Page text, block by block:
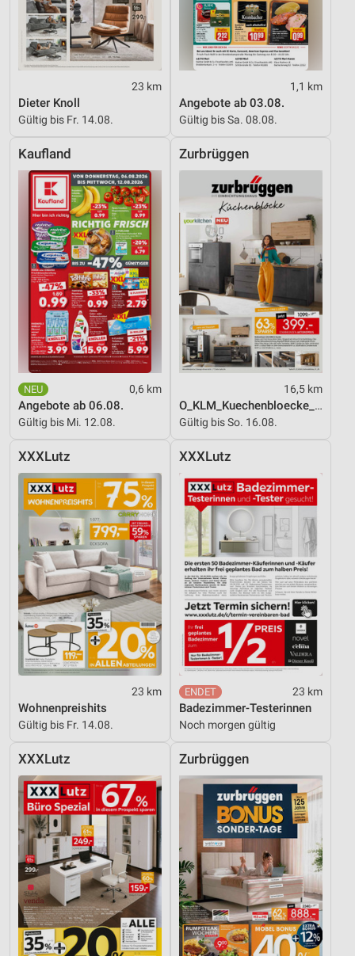
23 km
Dieter Knoll
Gültig bis Fr. 14.08.
1,1 km
Angebote ab 03.08.
Gültig bis Sa. 08.08.
Kaufland
0,6 km
Angebote ab 06.08.
Gültig bis Mi. 12.08.
Zurbrüggen
16,5 km
O_KLM_Kuechenbloecke_01_26_ES
Gültig bis So. 16.08.
XXXLutz
23 km
Wohnenpreishits
Gültig bis Fr. 14.08.
XXXLutz
23 km
Badezimmer-Testerinnen
Noch morgen gültig
XXXLutz Zurbrüggen